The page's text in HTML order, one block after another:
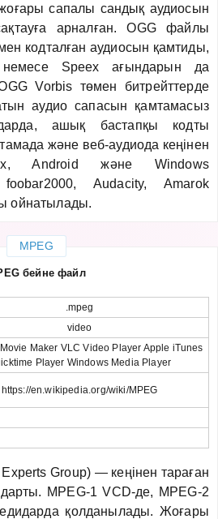
сапалы сандық аудиосын
арналған. OGG файлы
кодталған аудиосын қамтиды,
Speex ағындарын да
Vorbis төмен битрейттерде
аудио сапасын қамтамасыз
ашық бастапқы кодты
және веб-аудиода кеңінен
Android және Windows
Audacity, Amarok
ойнатылады.
MPEG
бейне файл
.mpeg
video
Maker VLC Video Player Apple iTunes
Player Windows Media Player
https://en.wikipedia.org/wiki/MPEG
Group) — кеңінен тараған
MPEG-1 VCD-де, MPEG-2
қолданылады. Жоғары